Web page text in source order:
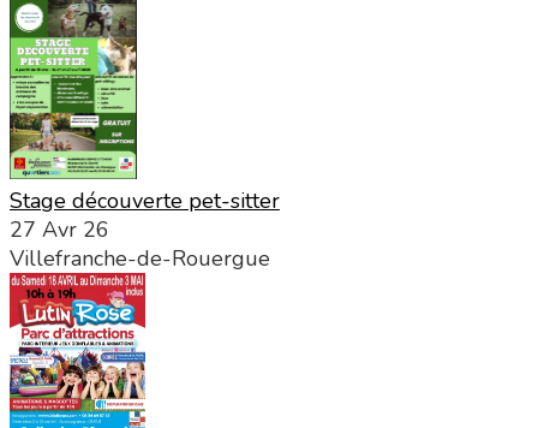
Stage découverte pet-sitter
27 Avr 26
Villefranche-de-Rouergue